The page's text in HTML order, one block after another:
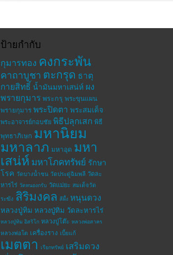
ป้ายกำกับ
กุมารทอง คงกระพัน
คาถาบูชา ตะกรุด ธาตุ
กายสิทธิ์ น้ำมันมหาเสน่ห์ ผง
พรายกุมาร พระกรุ พระขุนแผน
พรายกุมาร พระปิดตา พระสมเด็จ
พระอาจารย์กอบชัย พิธีปลุกเสก พิธี
พุทธาภิเษก มหานิยม
มหาลาภ มหาอุด มหา
เสน่ห์ มหาโภคทรัพย์ รักษา
โรค วัดบางน้ำชน วัดประดู่ฉิมพลี วัดละ
หารไร่ วัดหนองกรับ วัดแม่ยะ สมเด็จวัด
ระฆัง สิริมงคล สีผึ้ง หนุนดวง
หลวงปู่ทิม หลวงปู่ทิม วัดละหารไร่
หลวงปู่ทิม อิสริโก หลวงปู่โต๊ะ หลวงพ่อสาคร
หลวงพ่อโต เครื่องราง เบี้ยแก้
เมตตา เรียกทรัพย์ เสริมดวง